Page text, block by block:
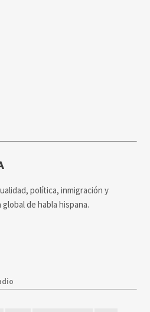
política, inmigración y
de habla hispana.